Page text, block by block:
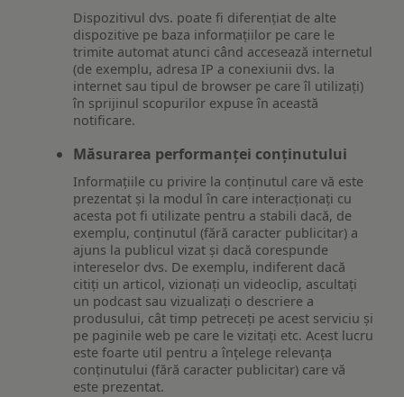
Dispozitivul dvs. poate fi diferențiat de alte
dispozitive pe baza informațiilor pe care le
trimite automat atunci când accesează internetul
(de exemplu, adresa IP a conexiunii dvs. la
internet sau tipul de browser pe care îl utilizați)
în sprijinul scopurilor expuse în această
notificare.
Măsurarea performanței conținutului
Informațiile cu privire la conținutul care vă este
prezentat și la modul în care interacționați cu
acesta pot fi utilizate pentru a stabili dacă, de
exemplu, conținutul (fără caracter publicitar) a
ajuns la publicul vizat și dacă corespunde
intereselor dvs. De exemplu, indiferent dacă
citiți un articol, vizionați un videoclip, ascultați
un podcast sau vizualizați o descriere a
produsului, cât timp petreceți pe acest serviciu și
pe paginile web pe care le vizitați etc. Acest lucru
este foarte util pentru a înțelege relevanța
conținutului (fără caracter publicitar) care vă
este prezentat.